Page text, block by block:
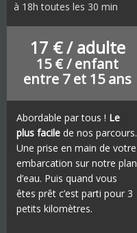
à 18h toutes les 30 min
17 € / adulte
15 € / enfant
entre 7 et 15 ans
Abordable par tous ! Le
plus facile de nos parcours.
Une prise en main de votre
embarcation sur notre plan
d’eau. Puis quand vous
êtes prêt c’est parti pour 3
petits kilomètres.